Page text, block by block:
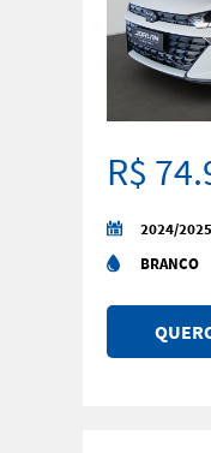
R$
2024/2025
BRANCO